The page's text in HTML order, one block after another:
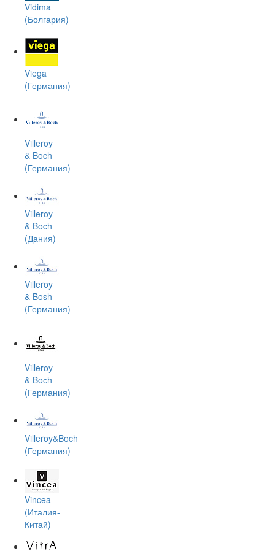
Vidima
(Болгария)
Viega
(Германия)
Villeroy
& Boch
(Германия)
Villeroy
& Boch
(Дания)
Villeroy
& Bosh
(Германия)
Villeroy
& Boсh
(Германия)
Villeroy&Boch
(Германия)
Vincea
(Италия-
Китай)